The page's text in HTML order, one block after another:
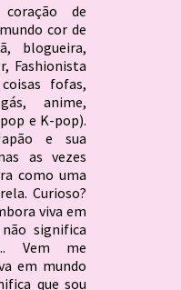
de
cor de
blogueira,
Fashionista
fofas,
anime,
e K-pop).
e sua
as vezes
como uma
Curioso?
viva em
significa
Vem me
em mundo
que sou